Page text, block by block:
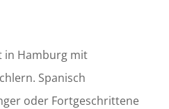
in Hamburg mit
Spanisch
oder Fortgeschrittene